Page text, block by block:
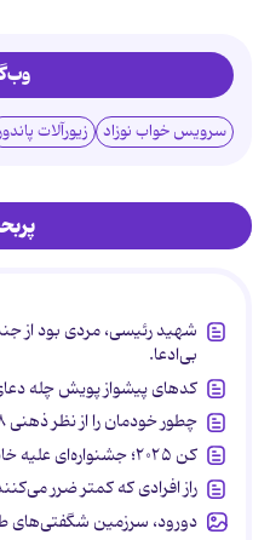
سرویس خواب نوزاد زیورآلات
شهید رئیسی، مردی بود از
بی‌ادعا.
کدهای پیشواز پویش چله
چطور خودمان را از نظر ذهنی ۳۸ برابر قوی‌تر کنیم؟
کن ۲۰۲۵؛ جشنواره‌ای علیه خانواده
راز افرادی که کمتر ضرر
دورود، سرزمین شگفتی‌های